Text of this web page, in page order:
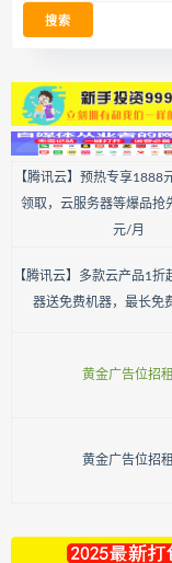
【腾讯云】预热专享1888
领取，云服务器等爆品抢
元/月
【腾讯云】多款云产品1折
器送免费机器，最长免
黄金广告位招租
黄金广告位招租